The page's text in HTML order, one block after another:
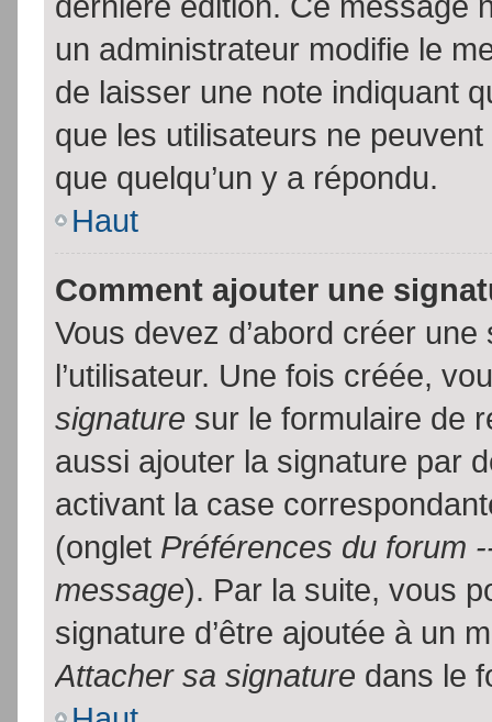
un administrateur modifie le
de laisser une note indiquant
que les utilisateurs ne
que quelqu’un y a répondu.
Haut
Comment ajouter une
Vous devez d’abord créer
l’utilisateur. Une fois créée,
signature sur le formulaire de
aussi ajouter la signature par
activant la case
(onglet Préférences du forum
message). Par la suite, vous
signature d’être ajoutée à un
Attacher sa signature dans le